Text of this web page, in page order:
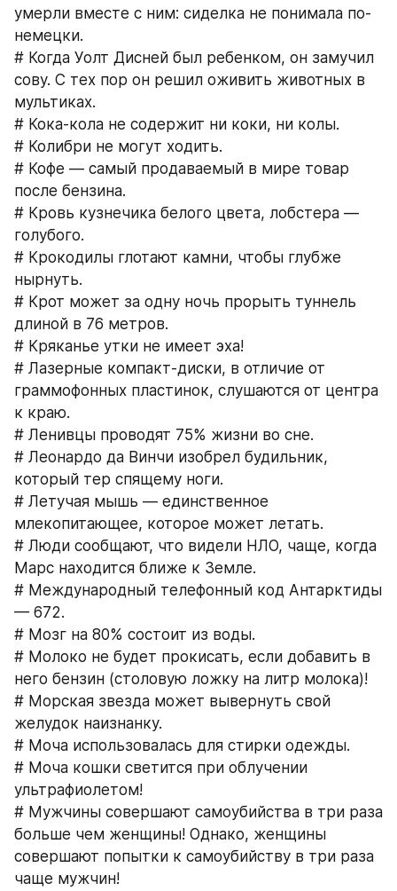
умерли вместе с ним: сиделка не понимала по-
немецки.
# Когда Уолт Дисней был ребенком, он замучил
сову. С тех пор он решил оживить животных в
мультиках.
# Кока-кола не содержит ни коки, ни колы.
# Колибри не могут ходить.
# Кофе — самый продаваемый в мире товар
после бензина.
# Кровь кузнечика белого цвета, лобстера —
голубого.
# Крокодилы глотают камни, чтобы глубже
нырнуть.
# Крот может за одну ночь прорыть туннель
длиной в 76 метров.
# Кряканье утки не имеет эха!
# Лазерные компакт-диски, в отличие от
граммофонных пластинок, слушаются от центра
к краю.
# Ленивцы проводят 75% жизни во сне.
# Леонардо да Винчи изобрел будильник,
который тер спящему ноги.
# Летучая мышь — единственное
млекопитающее, которое может летать.
# Люди сообщают, что видели НЛО, чаще, когда
Марс находится ближе к Земле.
# Международный телефонный код Антарктиды
— 672.
# Мозг на 80% состоит из воды.
# Молоко не будет прокисать, если добавить в
него бензин (столовую ложку на литр молока)!
# Морская звезда может вывернуть свой
желудок наизнанку.
# Моча использовалась для стирки одежды.
# Моча кошки светится при облучении
ультрафиолетом!
# Мужчины совершают самоубийства в три раза
больше чем женщины! Однако, женщины
совершают попытки к самоубийству в три раза
чаще мужчин!